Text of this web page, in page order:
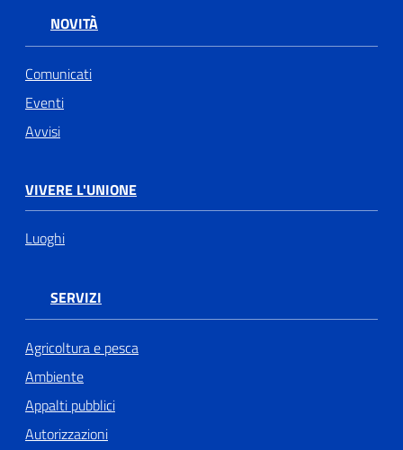
NOVITÀ
Comunicati
Eventi
Avvisi
VIVERE L'UNIONE
Luoghi
SERVIZI
Agricoltura e pesca
Ambiente
Appalti pubblici
Autorizzazioni